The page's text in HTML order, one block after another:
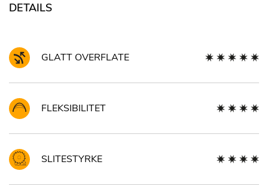
DETAILS
GLATT OVERFLATE
FLEKSIBILITET
SLITESTYRKE